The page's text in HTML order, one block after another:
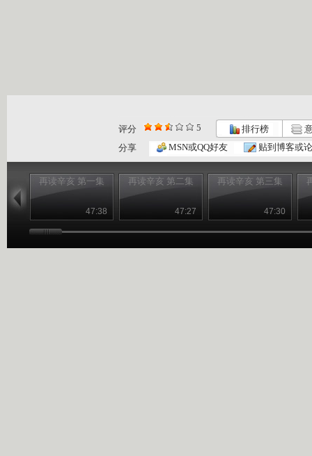
评分 5 排行榜
分享
MSN或QQ好友 贴到博客或
再读辛亥 第一集
47:38
再读辛亥 第二集
47:27
再读辛亥 第三集
47:30